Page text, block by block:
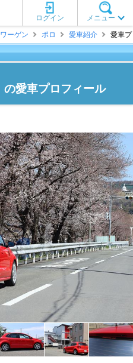
メニュー
ログイン
ーゲン ポロ 愛車紹介 愛車
の愛車プロフィール